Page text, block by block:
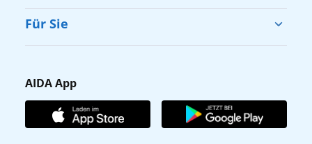
Cruise & Help
Karriere
Affiliateprogramm
Für Sie
Gästefragebogen
AIDA Club
AIDA App